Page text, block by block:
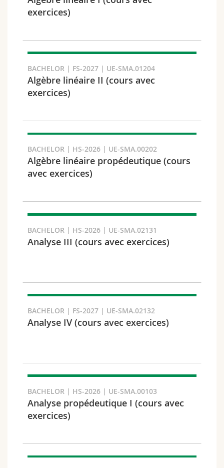
Math.-Nat. und Med. Fak.
Mitarbeitende
Webmail
Semester
Sprachen
Kursus
Zielgruppe
exercices)
BACHELOR | FS-2027 | UE-SMA.01204
Algèbre linéaire II (cours avec
exercices)
BACHELOR | HS-2026 | UE-SMA.00202
Algèbre linéaire propédeutique (cours
avec exercices)
BACHELOR | HS-2026 | UE-SMA.02131
Analyse III (cours avec exercices)
BACHELOR | FS-2027 | UE-SMA.02132
Analyse IV (cours avec exercices)
BACHELOR | HS-2026 | UE-SMA.00103
Analyse propédeutique I (cours avec
exercices)